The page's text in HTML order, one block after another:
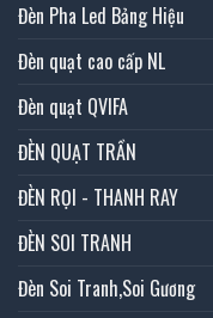
Đèn Pha Led Bảng Hiệu
Đèn quạt cao cấp NL
Đèn quạt QVIFA
ĐÈN QUẠT TRẦN
ĐÈN RỌI - THANH RAY
ĐÈN SOI TRANH
Đèn Soi Tranh,Soi Gương